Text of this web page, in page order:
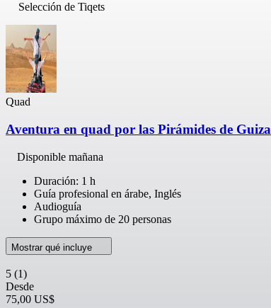
Selección de Tiqets
Quad
Aventura en quad por las Pirámides de Guiza
Disponible mañana
Duración: 1 h
Guía profesional en árabe, Inglés
Audioguía
Grupo máximo de 20 personas
Mostrar qué incluye
5 (1)
Desde
75,00 US$